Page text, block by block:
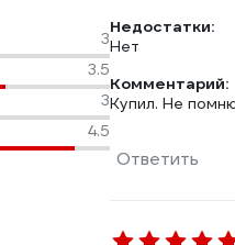
3
3.5
3
4.5
Недостатки:
Нет
Комментарий:
Купил. Не
Ответить